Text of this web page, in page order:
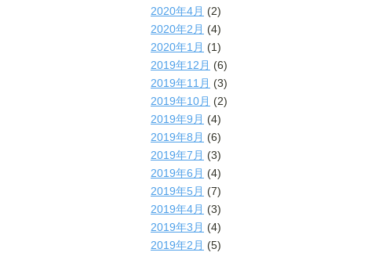
2020年4月 (2)
2020年2月 (4)
2020年1月 (1)
2019年12月 (6)
2019年11月 (3)
2019年10月 (2)
2019年9月 (4)
2019年8月 (6)
2019年7月 (3)
2019年6月 (4)
2019年5月 (7)
2019年4月 (3)
2019年3月 (4)
2019年2月 (5)